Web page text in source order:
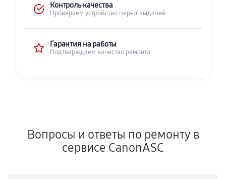
Контроль качества
Проверяем устройство перед выдачей
Гарантия на работы
Подтверждаем качество ремонта
Вопросы и ответы по ремонту в
сервисе CanonASC